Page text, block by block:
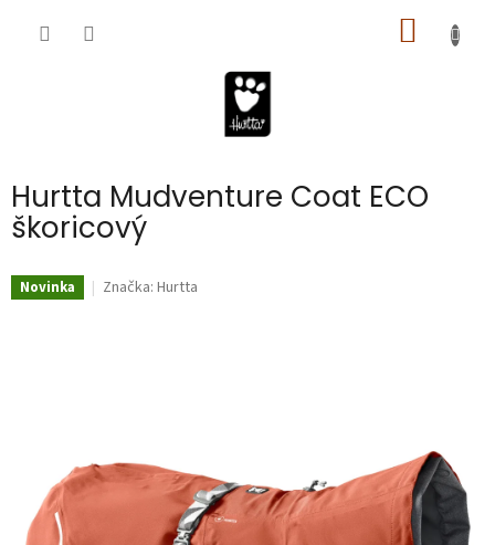
Hurtta Mudventure Coat ECO
škoricový
Novinka Značka: Hurtta